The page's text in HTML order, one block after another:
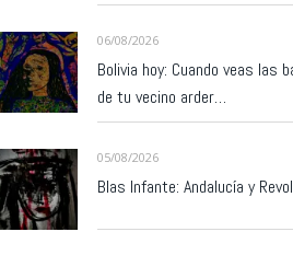
06/08/2026
Bolivia hoy: Cuando veas las
de tu vecino arder…
05/08/2026
Blas Infante: Andalucía y